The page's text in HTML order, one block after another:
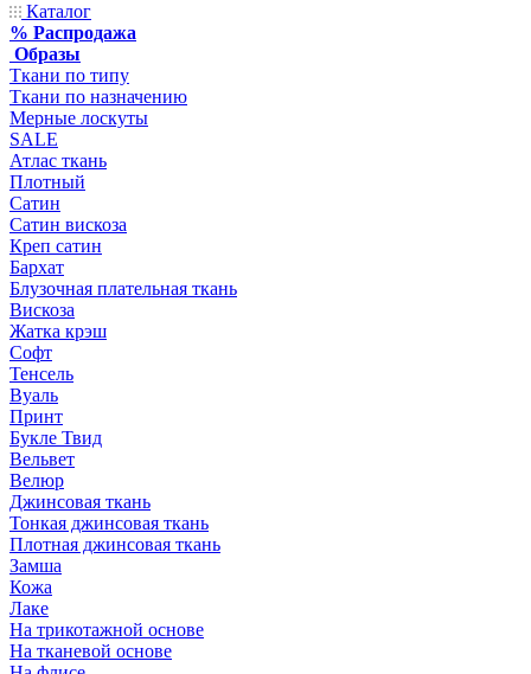
Каталог
% Распродажа
Образы
Ткани по типу
Ткани по назначению
Мерные лоскуты
SALE
Атлас ткань
Плотный
Сатин
Сатин вискоза
Креп сатин
Бархат
Блузочная плательная ткань
Вискоза
Жатка крэш
Софт
Тенсель
Вуаль
Принт
Букле Твид
Вельвет
Велюр
Джинсовая ткань
Тонкая джинсовая ткань
Плотная джинсовая ткань
Замша
Кожа
Лаке
На трикотажной основе
На тканевой основе